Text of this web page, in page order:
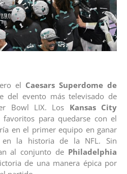
el Caesars Superdome de
del evento más televisado de
Bowl LIX. Los Kansas City
para quedarse con el
en el primer equipo en ganar
en la historia de la NFL. Sin
al conjunto de Philadelphia
de una manera épica por